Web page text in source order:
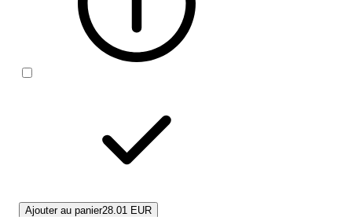
Ajouter au panier28.01 EUR